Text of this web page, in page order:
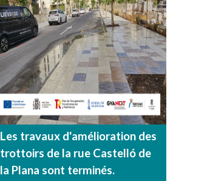
Les travaux d'amélioration des
trottoirs de la rue Castelló de
la Plana sont terminés.